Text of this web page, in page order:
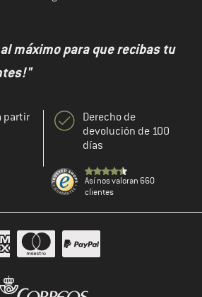
máximo para que recibas tu
partir
Derecho de
devolución de 100
días
Así nos valoran 660
clientes